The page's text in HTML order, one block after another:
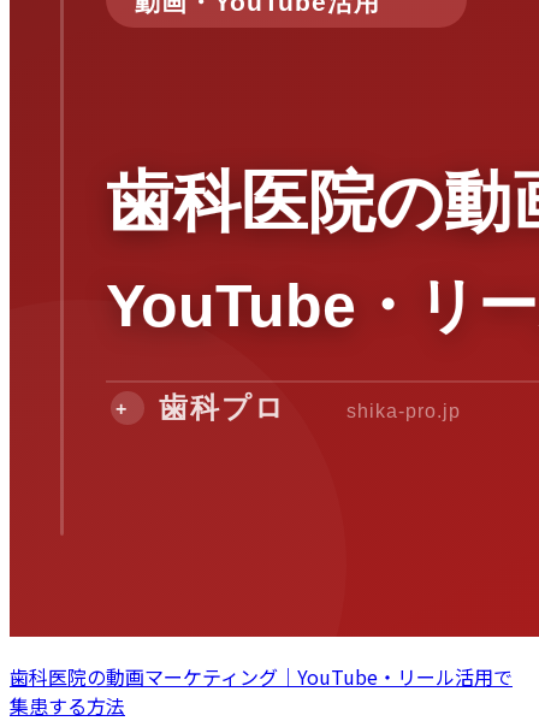
歯科医院の動画マーケティング｜YouTube・リール活用で
集患する方法